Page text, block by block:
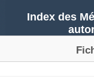
Index des